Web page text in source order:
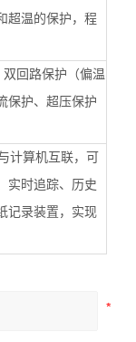
超温的保护，程
回路保护（偏温
保护、超压保护
计算机互联，可
实时追踪、历史
记录装置，实现